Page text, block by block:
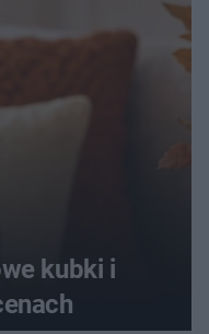
kubki i